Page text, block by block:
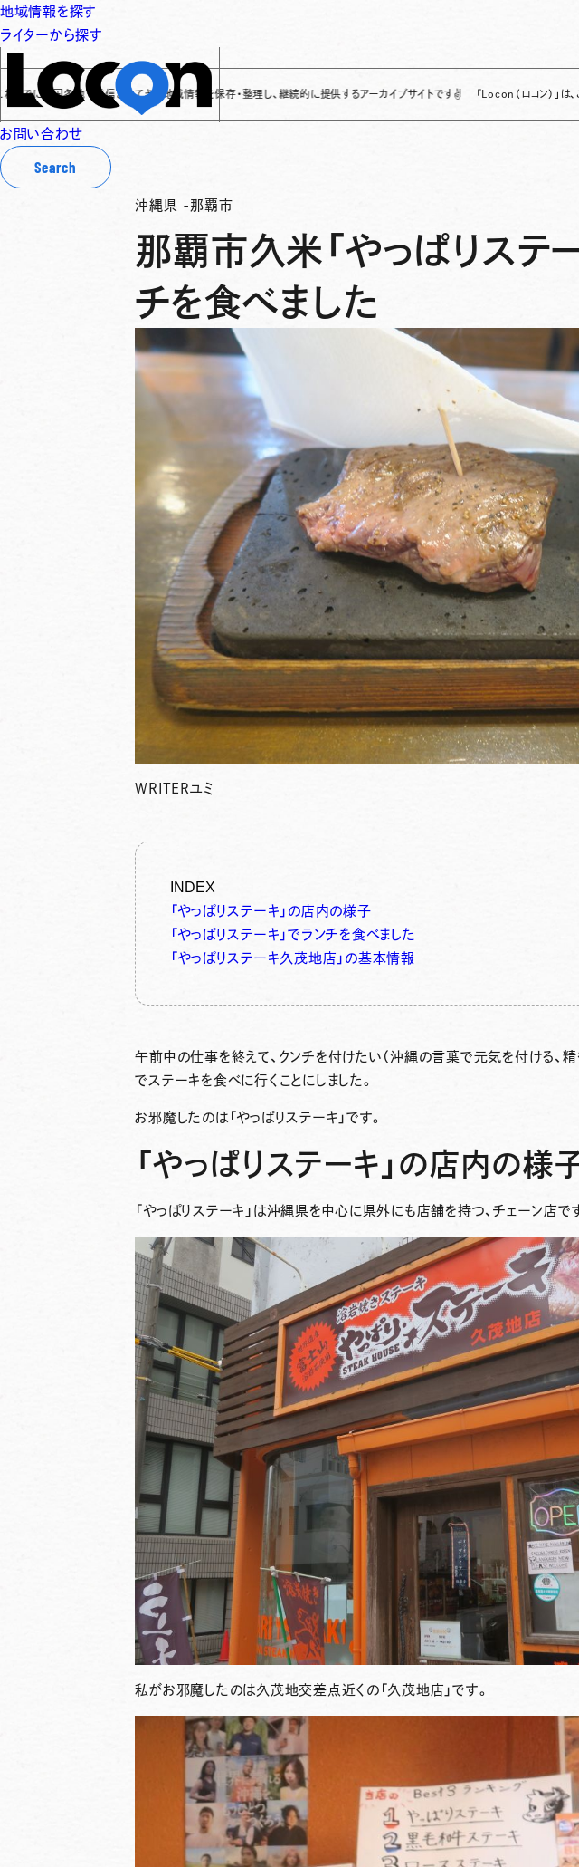
地域情報を探す
ライターから探す
お問い合わせ
Search
各地で発信されてきた地域情報を保存・整理し、継続的に提供するアーカイブサイトです✌ 「Locon（ロコン）」は、これまで
沖縄県 - 那覇市
那覇市久米「やっぱりステ
チを食べました
WRITERユミ
INDEX
「やっぱりステーキ」の店内の様子
「やっぱりステーキ」でランチを食べました
「やっぱりステーキ久茂地店」の基本情報
午前中の仕事を終えて、クンチを付けたい（沖縄の言葉で元気を付ける、
でステーキを食べに行くことにしました。
お邪魔したのは「やっぱりステーキ」です。
「やっぱりステーキ」の店内の様
「やっぱりステーキ」は沖縄県を中心に県外にも店舗を持つ、チェーン店で
私がお邪魔したのは久茂地交差点近くの「久茂地店」です。